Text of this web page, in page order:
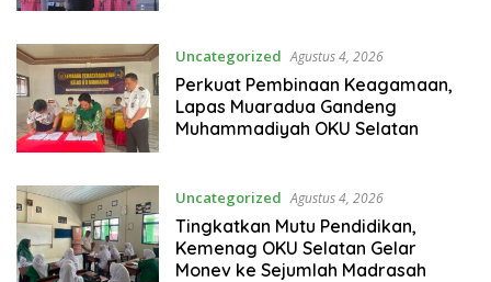
Uncategorized Agustus 4, 2026
Perkuat Pembinaan Keagamaan,
Lapas Muaradua Gandeng
Muhammadiyah OKU Selatan
Uncategorized Agustus 4, 2026
Tingkatkan Mutu Pendidikan,
Kemenag OKU Selatan Gelar
Monev ke Sejumlah Madrasah